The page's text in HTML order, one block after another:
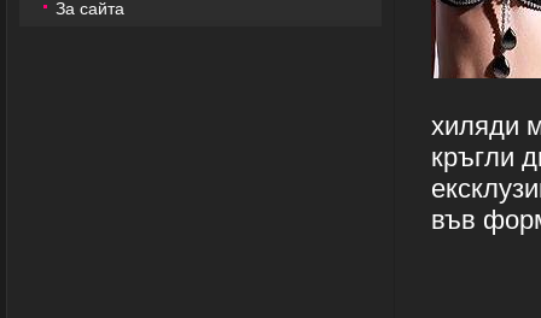
За сайта
хиляди
кръгли
във